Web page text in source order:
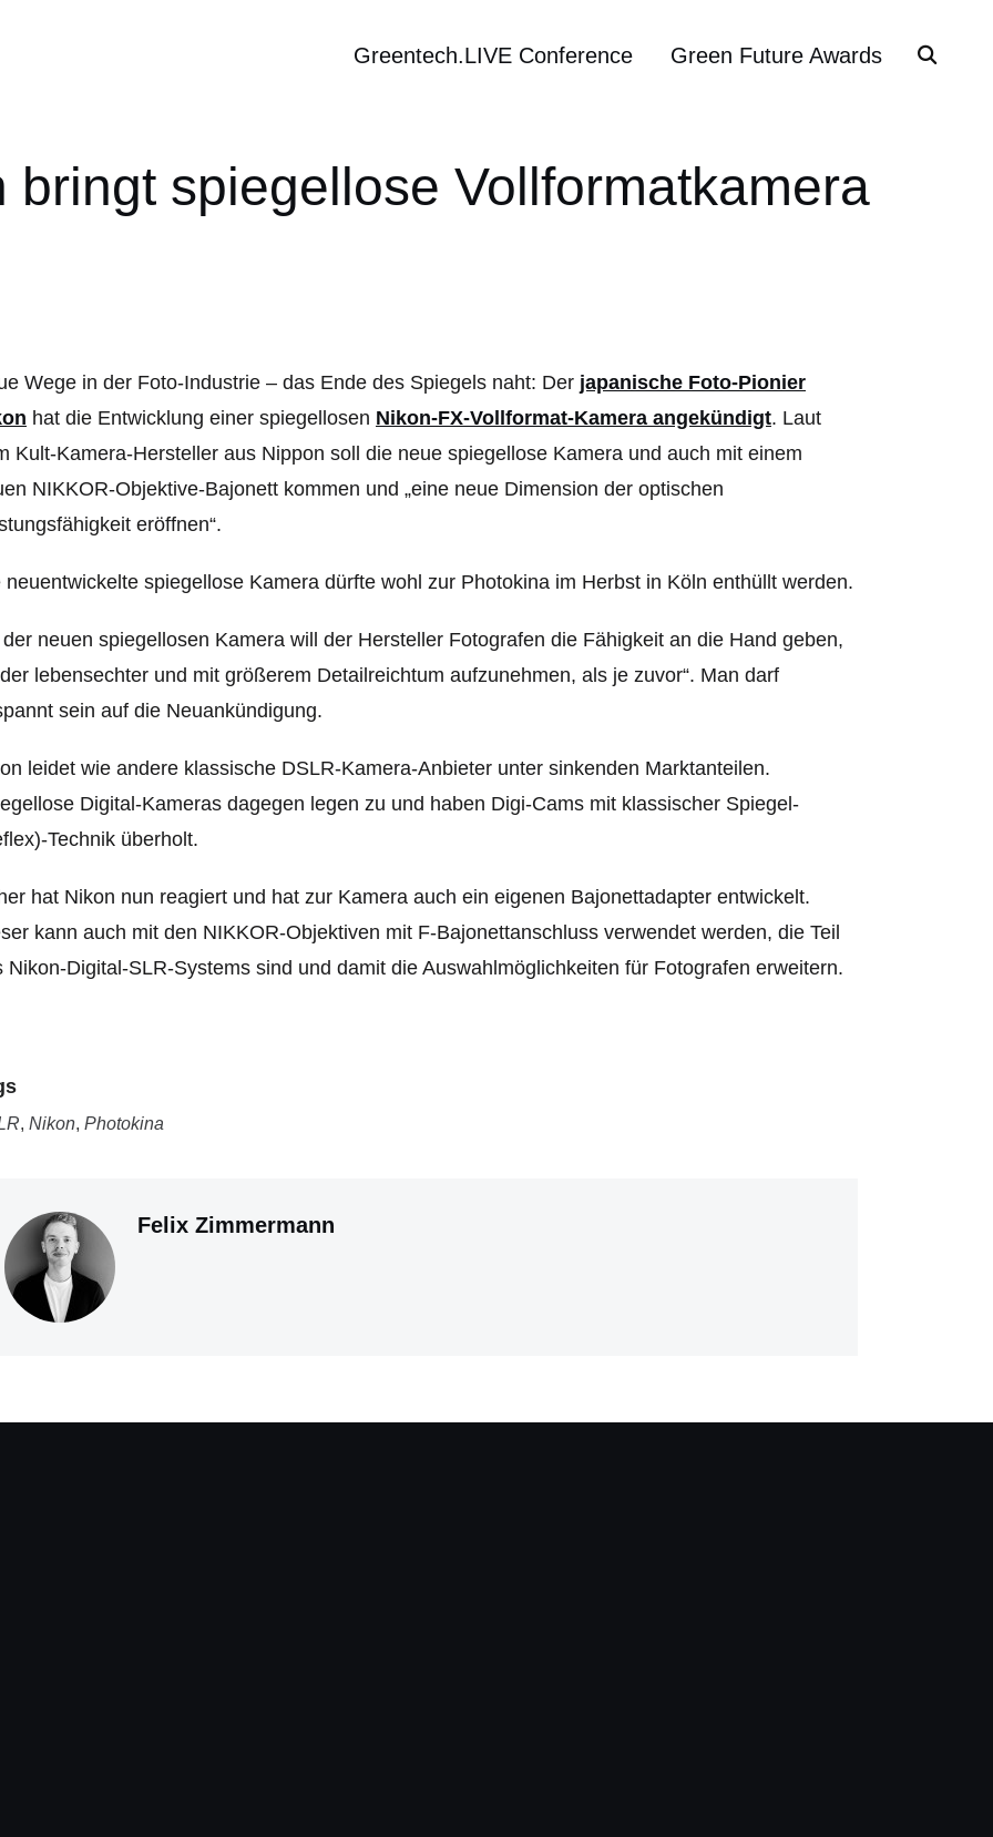
Greentech.LIVE Conference Green Future Awards
bringt spiegellose Vollformatkamera
Wege in der Foto-Industrie – das Ende des Spiegels naht: Der japanische Foto-Pionier
hat die Entwicklung einer spiegellosen Nikon-FX-Vollformat-Kamera angekündigt. Laut
Kult-Kamera-Hersteller aus Nippon soll die neue spiegellose Kamera und auch mit einem
NIKKOR-Objektive-Bajonett kommen und „eine neue Dimension der optischen
eröffnen“.
neuentwickelte spiegellose Kamera dürfte wohl zur Photokina im Herbst in Köln enthüllt werden.
der neuen spiegellosen Kamera will der Hersteller Fotografen die Fähigkeit an die Hand geben,
lebensechter und mit größerem Detailreichtum aufzunehmen, als je zuvor“. Man darf
sein auf die Neuankündigung.
leidet wie andere klassische DSLR-Kamera-Anbieter unter sinkenden Marktanteilen.
Digital-Kameras dagegen legen zu und haben Digi-Cams mit klassischer Spiegel-
Technik überholt.
hat Nikon nun reagiert und hat zur Kamera auch ein eigenen Bajonettadapter entwickelt.
kann auch mit den NIKKOR-Objektiven mit F-Bajonettanschluss verwendet werden, die Teil
Nikon-Digital-SLR-Systems sind und damit die Auswahlmöglichkeiten für Fotografen erweitern.
, Nikon, Photokina
Felix Zimmermann